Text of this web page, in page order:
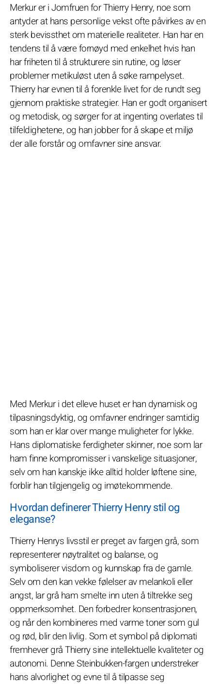
Merkur er i Jomfruen for Thierry Henry, noe som
antyder at hans personlige vekst ofte påvirkes av en
sterk bevissthet om materielle realiteter. Han har en
tendens til å være fornøyd med enkelhet hvis han
har friheten til å strukturere sin rutine, og løser
problemer metikuløst uten å søke rampelyset.
Thierry har evnen til å forenkle livet for de rundt seg
gjennom praktiske strategier. Han er godt organisert
og metodisk, og sørger for at ingenting overlates til
tilfeldighetene, og han jobber for å skape et miljø
der alle forstår og omfavner sine ansvar.
Med Merkur i det elleve huset er han dynamisk og
tilpasningsdyktig, og omfavner endringer samtidig
som han er klar over mange muligheter for lykke.
Hans diplomatiske ferdigheter skinner, noe som lar
ham finne kompromisser i vanskelige situasjoner,
selv om han kanskje ikke alltid holder løftene sine,
forblir han tilgjengelig og imøtekommende.
Hvordan definerer Thierry Henry stil og
eleganse?
Thierry Henrys livsstil er preget av fargen grå, som
representerer nøytralitet og balanse, og
symboliserer visdom og kunnskap fra de gamle.
Selv om den kan vekke følelser av melankoli eller
angst, lar grå ham smelte inn uten å tiltrekke seg
oppmerksomhet. Den forbedrer konsentrasjonen,
og når den kombineres med varme toner som gul
og rød, blir den livlig. Som et symbol på diplomati
fremhever grå Thierry sine intellektuelle kvaliteter og
autonomi. Denne Steinbukken-fargen understreker
hans alvorlighet og evne til å tilpasse seg